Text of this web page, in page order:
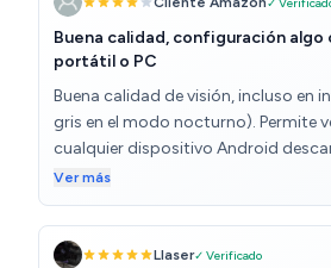
Buena calidad, configuración algo
portátil o PC
Buena calidad de visión, incluso en
gris en el modo nocturno). Permite
cualquier dispositivo Android
oficial de Tapo. La configuración no
complicada. Pero si quieres ver la
ordenador o un portátil, la
complicada, no hay una aplicación
Ver más
Llaser✓ Verificado